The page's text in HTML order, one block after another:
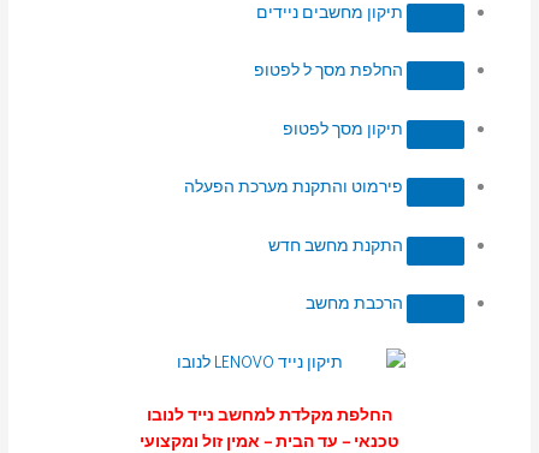
תיקון מחשבים ניידים
החלפת מסך ל לפטופ
תיקון מסך לפטופ
פירמוט והתקנת מערכת הפעלה
התקנת מחשב חדש
הרכבת מחשב
החלפת מקלדת למחשב נייד לנובו
טכנאי – עד הבית – אמין זול ומקצועי